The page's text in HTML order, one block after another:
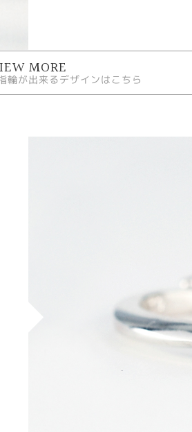
MORE
輪が出来るデザインはこちら